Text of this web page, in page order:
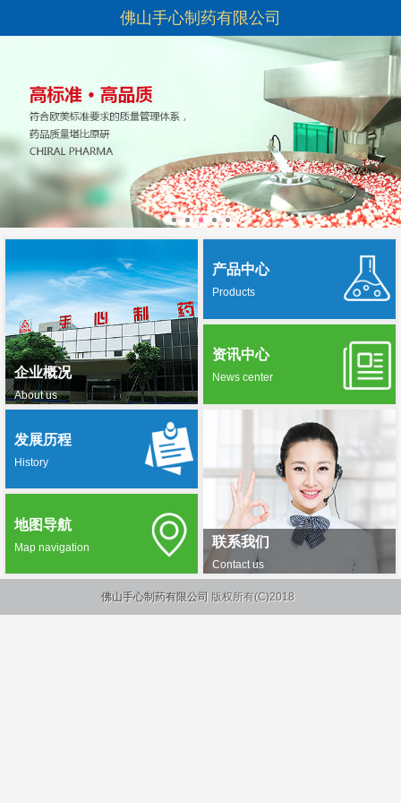
佛山手心制药有限公司
企业概况
About us
产品中心
Products
资讯中心
News center
联系我们
Contact us
发展历程
History
地图导航
Map navigation
佛山手心制药有限公司 版权所有(C)2018